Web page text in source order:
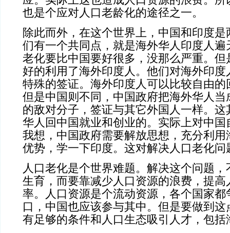
也是个应对人口老龄化的途径之一。
除此而外，在这个世界上，中国和印度
们有一个共同点，就是海外华人印度人
老化要比中国要好很多，没那么严重。
好的利用了海外印度人。他们对海外印
特殊的签证。海外印度人可以比较自由
但是中国则不同，中国政府把海外华人
的敌对分子，签证与其它外国人一样。
华人回中国就业和创业的。实际上对中
我想，中国政府需要解放思想，充分利
优势，学一下印度。这对解决人口老化问
人口老化是个世界难题。解决这个问题
生育，而要靠减少人口资源的浪费，提
率。人口资源是个流动资源，各个国家都
口，中国也应该参与其中。但是要做到
有足够的条件和人口生态吸引人才，包括